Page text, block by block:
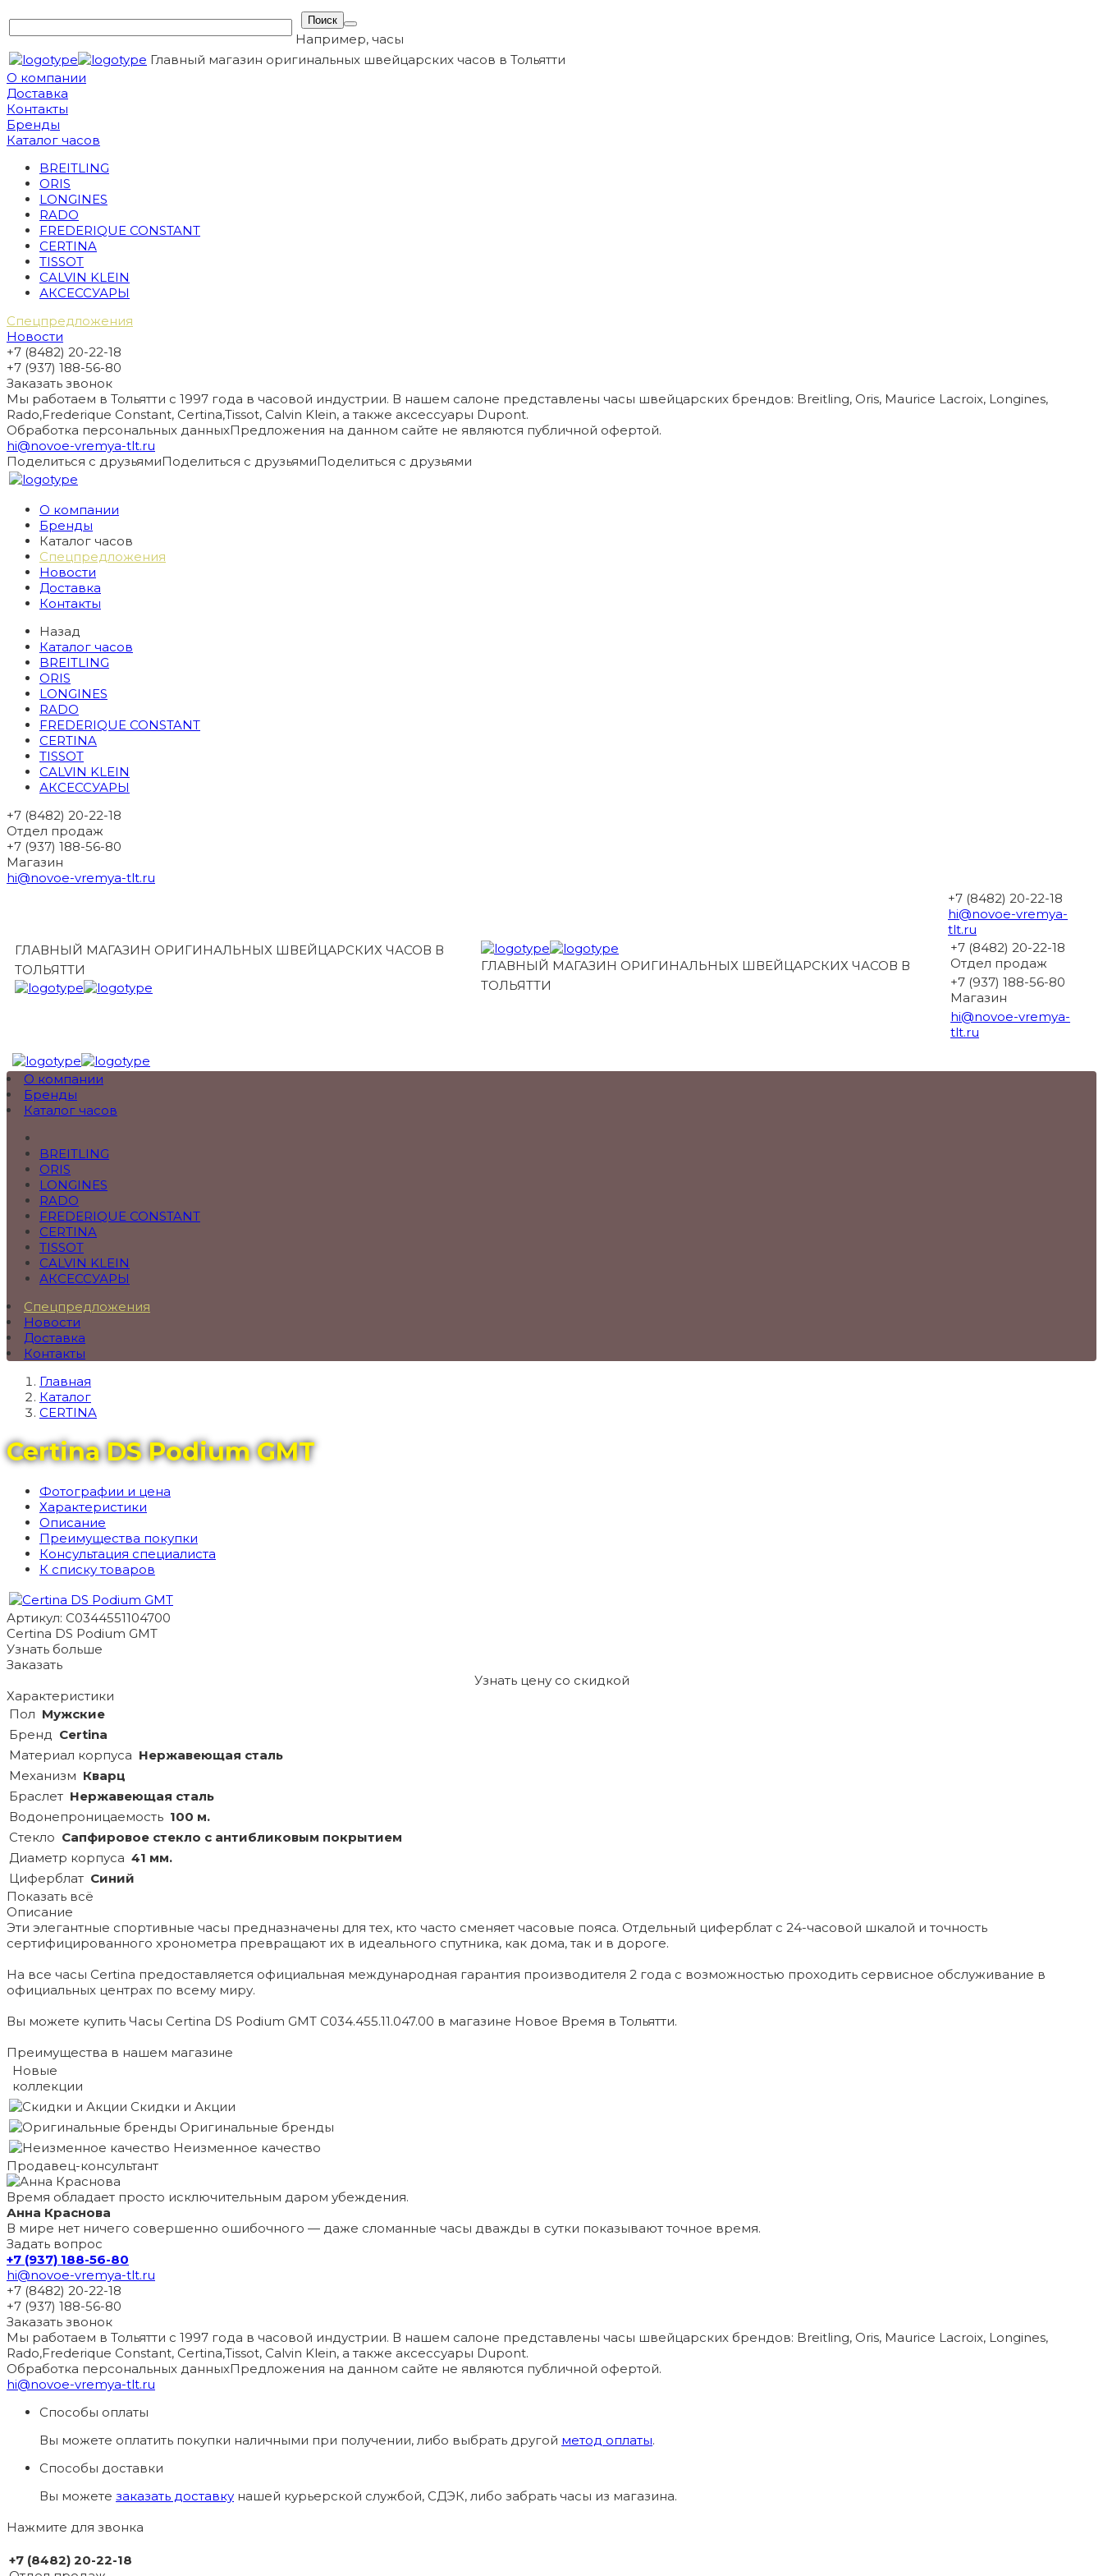
Например, часы
Главный магазин оригинальных швейцарских часов в Тольятти
О компании
Доставка
Контакты
Бренды
Каталог часов
BREITLING
ORIS
LONGINES
RADO
FREDERIQUE CONSTANT
CERTINA
TISSOT
CALVIN KLEIN
АКСЕССУАРЫ
Спецпредложения
Новости
+7 (8482) 20-22-18
+7 (937) 188-56-80
Заказать звонок
Мы работаем в Тольятти с 1997 года в часовой индустрии. В нашем салоне представлены часы швейцарских брендов: Breitling, Oris, Maurice Lacroix, Longines,
Rado,Frederique Constant, Certina,Tissot, Calvin Klein, а также аксессуары Dupont.
Обработка персональных данныхПредложения на данном сайте не являются публичной офертой.
hi@novoe-vremya-tlt.ru
Поделиться с друзьямиПоделиться с друзьямиПоделиться с друзьями
О компании
Бренды
Каталог часов
Спецпредложения
Новости
Доставка
Контакты
Назад
Каталог часов
BREITLING
ORIS
LONGINES
RADO
FREDERIQUE CONSTANT
CERTINA
TISSOT
CALVIN KLEIN
АКСЕССУАРЫ
+7 (8482) 20-22-18
Отдел продаж
+7 (937) 188-56-80
Магазин
hi@novoe-vremya-tlt.ru
ГЛАВНЫЙ МАГАЗИН ОРИГИНАЛЬНЫХ ШВЕЙЦАРСКИХ ЧАСОВ В
ТОЛЬЯТТИ
ГЛАВНЫЙ МАГАЗИН ОРИГИНАЛЬНЫХ ШВЕЙЦАРСКИХ ЧАСОВ В
ТОЛЬЯТТИ
+7 (8482) 20-22-18
hi@novoe-vremya-
tlt.ru
+7 (8482) 20-22-18
Отдел продаж
+7 (937) 188-56-80
Магазин
hi@novoe-vremya-
tlt.ru
О компании
Бренды
Каталог часов
BREITLING
ORIS
LONGINES
RADO
FREDERIQUE CONSTANT
CERTINA
TISSOT
CALVIN KLEIN
АКСЕССУАРЫ
Спецпредложения
Новости
Доставка
Контакты
Главная
Каталог
CERTINA
Certina DS Podium GMT
Фотографии и цена
Характеристики
Описание
Преимущества покупки
Консультация специалиста
К списку товаров
Артикул: C0344551104700
Certina DS Podium GMT
Узнать больше
Заказать
Узнать цену со скидкой
Характеристики
Пол Мужские
Бренд Certina
Материал корпуса Нержавеющая сталь
Механизм Кварц
Браслет Нержавеющая сталь
Водонепроницаемость 100 м.
Стекло Сапфировое стекло с антибликовым покрытием
Диаметр корпуса 41 мм.
Циферблат Синий
Показать всё
Описание
Эти элегантные спортивные часы предназначены для тех, кто часто сменяет часовые пояса. Отдельный циферблат с 24-часовой шкалой и точность
сертифицированного хронометра превращают их в идеального спутника, как дома, так и в дороге.
На все часы Certina предоставляется официальная международная гарантия производителя 2 года с возможностью проходить сервисное обслуживание в
официальных центрах по всему миру.
Вы можете купить Часы Certina DS Podium GMT C034.455.11.047.00 в магазине Новое Время в Тольятти.
Преимущества в нашем магазине
Новые
коллекции
Скидки и Акции
Оригинальные бренды
Неизменное качество
Продавец-консультант
Время обладает просто исключительным даром убеждения.
Анна Краснова
В мире нет ничего совершенно ошибочного — даже сломанные часы дважды в сутки показывают точное время.
Задать вопрос
+7 (937) 188-56-80
hi@novoe-vremya-tlt.ru
+7 (8482) 20-22-18
+7 (937) 188-56-80
Заказать звонок
Мы работаем в Тольятти с 1997 года в часовой индустрии. В нашем салоне представлены часы швейцарских брендов: Breitling, Oris, Maurice Lacroix, Longines,
Rado,Frederique Constant, Certina,Tissot, Calvin Klein, а также аксессуары Dupont.
Обработка персональных данныхПредложения на данном сайте не являются публичной офертой.
hi@novoe-vremya-tlt.ru
Способы оплаты
Вы можете оплатить покупки наличными при получении, либо выбрать другой метод оплаты.
Способы доставки
Вы можете заказать доставку нашей курьерской службой, СДЭК, либо забрать часы из магазина.
Нажмите для звонка
+7 (8482) 20-22-18